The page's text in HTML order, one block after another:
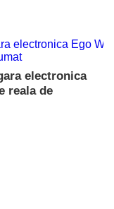
electronica
reala de